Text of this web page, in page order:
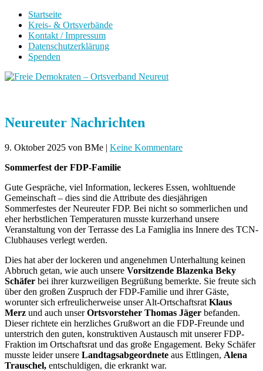
Startseite
Kreis- & Ortsverbände
Kontakt / Impressum
Datenschutzerklärung
Spenden
Neureuter Nachrichten
9. Oktober 2025 von BMe | Keine Kommentare
Sommerfest der FDP-Familie
Gute Gespräche, viel Information, leckeres Essen, wohltuende
Gemeinschaft – dies sind die Attribute des diesjährigen
Sommerfestes der Neureuter FDP. Bei nicht so sommerlichen und
eher herbstlichen Temperaturen musste kurzerhand unsere
Veranstaltung von der Terrasse des La Famiglia ins Innere des TCN-
Clubhauses verlegt werden.
Dies hat aber der lockeren und angenehmen Unterhaltung keinen
Abbruch getan, wie auch unsere Vorsitzende Blazenka Beky
Schäfer bei ihrer kurzweiligen Begrüßung bemerkte. Sie freute sich
über den großen Zuspruch der FDP-Familie und ihrer Gäste,
worunter sich erfreulicherweise unser Alt-Ortschaftsrat Klaus
Merz und auch unserOrtsvorsteher Thomas Jäger befanden.
Dieser richtete ein herzliches Grußwort an die FDP-Freunde und
unterstrich den guten, konstruktiven Austausch mit unserer FDP-
Fraktion im Ortschaftsrat und das große Engagement. Beky Schäfer
musste leider unsere Landtagsabgeordnete aus Ettlingen, Alena
Trauschel, entschuldigen, die erkrankt war.